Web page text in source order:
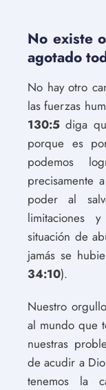
No existe
agotado
No hay otro
las fuerzas
130:5 diga
porque es
podemos
precisamente
poder al
limitaciones
situación de
jamás se
34:10).
Nuestro
al mundo que
nuestras
de acudir a
tenemos la